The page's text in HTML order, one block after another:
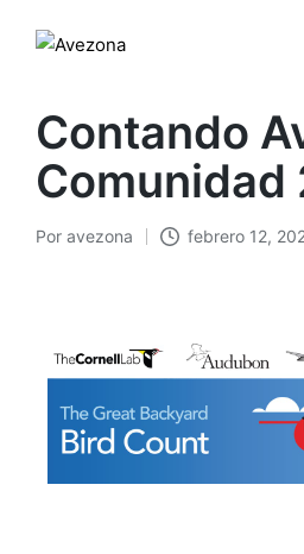
Contando
Comunidad
Por avezona febrero 12,